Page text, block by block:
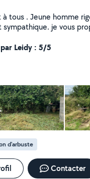
rigoureux,
je vous propose mes
debrousaillage...) ainsi
murs et plafonds,
pose de parquet
karcher...) je reste à
toutes questions ou
.
Leidy : 5/5
d'arbuste
Contacter